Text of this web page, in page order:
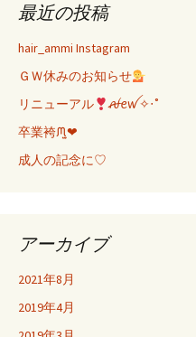
最近の投稿
hair_ammi Instagram
ＧＷ休みのお知らせ
リニューアル
ꫛꫀꪝ✧‧˚
卒業袴ᙏ̤̫❤︎
成人の記念に♡
アーカイブ
2021年8月
2019年4月